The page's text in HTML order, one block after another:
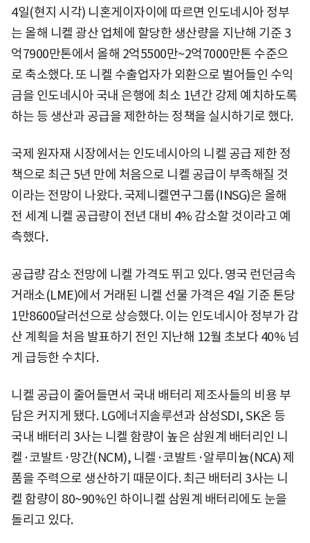
4일(현지 시각) 니혼게이자이에 따르면 인도네시아 정부
는 올해 니켈 광산 업체에 할당한 생산량을 지난해 기준 3
억7900만톤에서 올해 2억5500만~2억7000만톤 수준으
로 축소했다. 또 니켈 수출업자가 외환으로 벌어들인 수익
금을 인도네시아 국내 은행에 최소 1년간 강제 예치하도록
하는 등 생산과 공급을 제한하는 정책을 실시하기로 했다.
국제 원자재 시장에서는 인도네시아의 니켈 공급 제한 정
책으로 최근 5년 만에 처음으로 니켈 공급이 부족해질 것
이라는 전망이 나왔다. 국제니켈연구그룹(INSG)은 올해
전 세계 니켈 공급량이 전년 대비 4% 감소할 것이라고 예
측했다.
공급량 감소 전망에 니켈 가격도 뛰고 있다. 영국 런던금속
거래소(LME)에서 거래된 니켈 선물 가격은 4일 기준 톤당
1만8600달러선으로 상승했다. 이는 인도네시아 정부가 감
산 계획을 처음 발표하기 전인 지난해 12월 초보다 40% 넘
게 급등한 수치다.
니켈 공급이 줄어들면서 국내 배터리 제조사들의 비용 부
담은 커지게 됐다. LG에너지솔루션과 삼성SDI, SK온 등
국내 배터리 3사는 니켈 함량이 높은 삼원계 배터리인 니
켈·코발트·망간(NCM), 니켈·코발트·알루미늄(NCA) 제
품을 주력으로 생산하기 때문이다. 최근 배터리 3사는 니
켈 함량이 80~90%인 하이니켈 삼원계 배터리에도 눈을
돌리고 있다.